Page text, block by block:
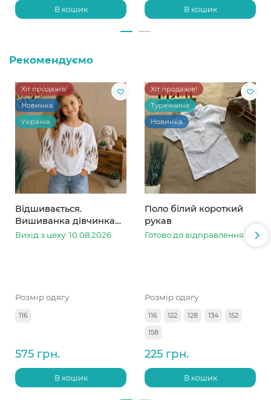
В кошик В кошик
Рекомендуємо
Хіт продажів!
Новинка
Україна
Відшивається.
Вишиванка дівчинка
колоски
Вихід з цеху: 10.08.2026
Розмір одягу
116
575 грн.
В кошик
Хіт продажів!
Туреччина
Новинка
Поло білий короткий
рукав
Готово до відправлення
Розмір одягу
116 122 128 134
152
158
225 грн.
В кошик